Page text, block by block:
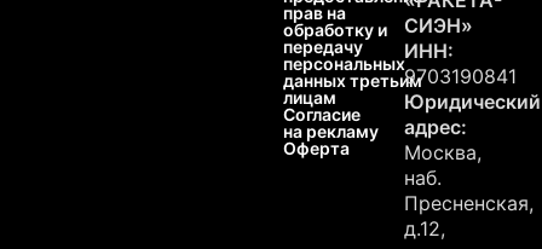
прав на
обработку и
передачу
персональных
данных третьим
лицам
Согласие
на рекламу
Оферта
СИЭН»
ИНН:
9703190841
Юридический
адрес:
Москва,
наб.
Пресненская,
д.12,